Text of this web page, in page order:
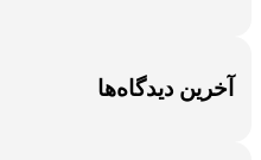
آخرین دیدگاه‌ها